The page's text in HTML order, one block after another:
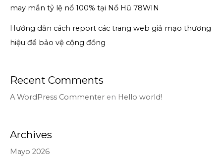
may mắn tỷ lệ nổ 100% tại Nổ Hũ 78WIN
Hướng dẫn cách report các trang web giả mạo thương
hiệu để bảo vệ cộng đồng
Recent Comments
A WordPress Commenter en Hello world!
Archives
Mayo 2026